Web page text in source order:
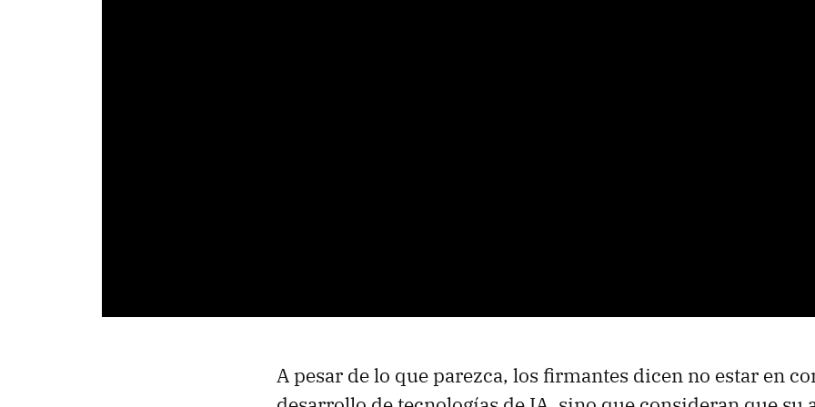
A pesar de lo que parezca, los firmantes dicen no estar en